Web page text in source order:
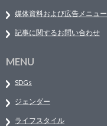
媒体資料および広告メニュー
記事に関するお問い合わせ
MENU
SDGs
ジェンダー
ライフスタイル